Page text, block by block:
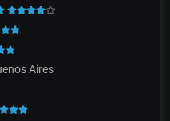
Aires